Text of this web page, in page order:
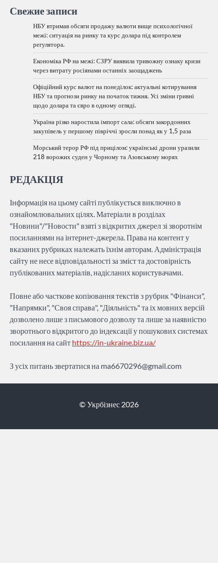
Свежие записи
НБУ втримав обсяги продажу валюти вище психологічної
межі: ситуація на ринку та курс долара під контролем
регулятора.
Економіка РФ на межі: СЗРУ виявила тривожну ознаку кризи
через витрату росіянами останніх заощаджень
Офіційний курс валют на понеділок: актуальні котирування
НБУ та прогнози ринку на початок тижня. Усі зміни гривні
щодо долара та євро в одному огляді.
Україна різко наростила імпорт сала: обсяги закордонних
закупівель у першому півріччі зросли понад як у 1,5 раза
Морський терор РФ під прицілом: українські дрони уразили
218 ворожих суден у Чорному та Азовському морях
РЕДАКЦІЯ
Інформація на цьому сайті публікується виключно в
ознайомлювальних цілях. Матеріали в розділах
"Новини"/"Новости" взяті з відкритих джерел зі зворотнім
посиланнями на інтернет-джерела. Права на контент у
вказаних рубриках належать їхнім авторам. Адміністрація
сайту не несе відповідальності за зміст та достовірність
публікованих матеріалів, надісланих користувачами.
Повне або часткове копіювання текстів з рубрик "Фінанси",
"Напрямки", "Своя справа", "Діяльність" та іх мовних версій
дозволено лише з письмового дозволу та лише за наявністю
зворотнього відкритого до індексації у пошукових системах
посилання на сайт https://in-ukraine.biz.ua/
З усіх питань звертатися на ma6670296@gmail.com
© Укрбізнес 2026